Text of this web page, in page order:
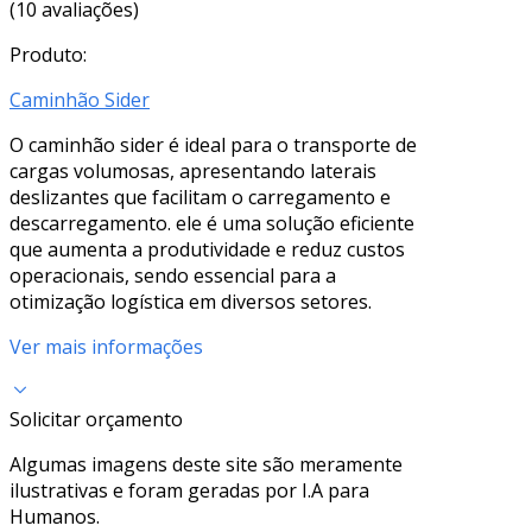
(10 avaliações)
Produto:
Caminhão Sider
O caminhão sider é ideal para o transporte de
cargas volumosas, apresentando laterais
deslizantes que facilitam o carregamento e
descarregamento. ele é uma solução eficiente
que aumenta a produtividade e reduz custos
operacionais, sendo essencial para a
otimização logística em diversos setores.
Ver mais informações
Solicitar orçamento
Algumas imagens deste site são meramente
ilustrativas e foram geradas por I.A para
Humanos.